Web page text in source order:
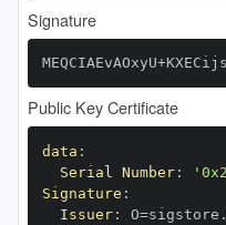
Signature
Public Key Certificate
data :
Serial Number:
Signature :
Issuer: